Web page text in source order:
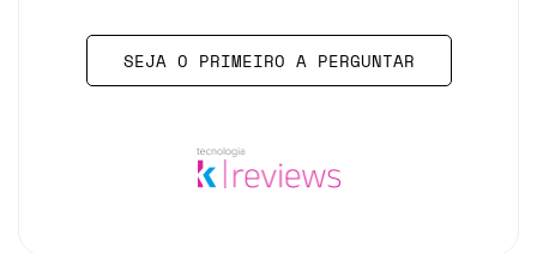
SEJA O PRIMEIRO A PERGUNTAR